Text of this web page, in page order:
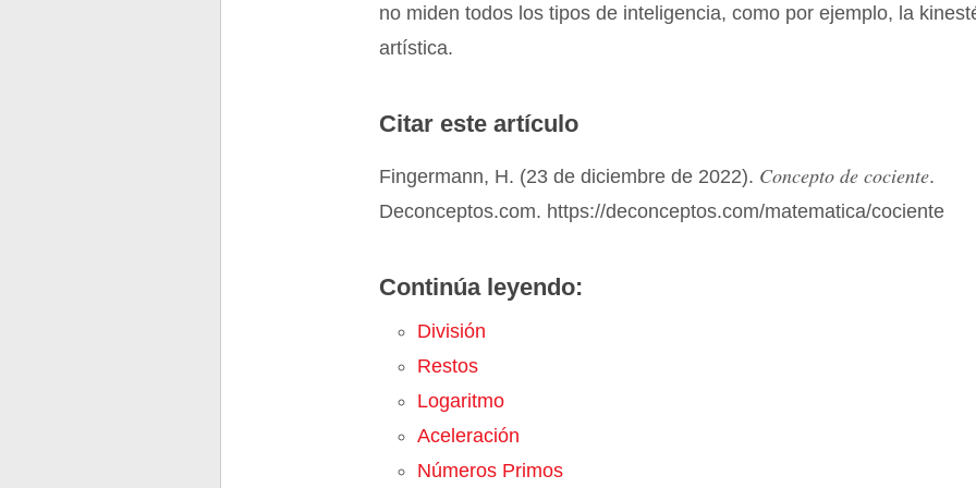
no miden todos los tipos de inteligencia, como por ejemplo, la
artística.
Citar este artículo
Fingermann, H. (23 de diciembre de 2022). Concepto de cociente.
Deconceptos.com. https://deconceptos.com/matematica/cociente
Continúa leyendo:
División
Restos
Logaritmo
Aceleración
Números Primos